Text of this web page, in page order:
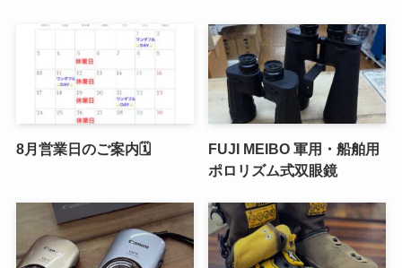
8月営業日のご案内🗓️
FUJI MEIBO 軍用・船舶用
ポロリズム式双眼鏡